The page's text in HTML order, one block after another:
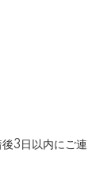
3日以内にご連